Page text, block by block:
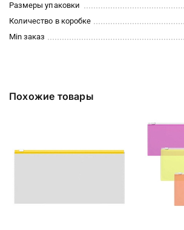
Размеры упаковки
Количество в коробке
Min заказ
Похожие товары